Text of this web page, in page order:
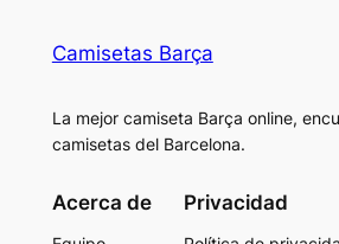
Camisetas Barça
La mejor camiseta Barça online,
camisetas del Barcelona.
Acerca de Privacidad